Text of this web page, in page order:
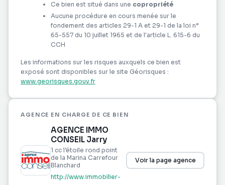
Ce bien est situé dans une copropriété
Aucune procédure en cours menée sur le
fondement des articles 29-1 A et 29-1 de la loi n°
65-557 du 10 juillet 1965 et de l'article L. 615-6 du
CCH
Les informations sur les risques auxquels ce bien est
exposé sont disponibles sur le site Géorisques :
www.georisques.gouv.fr
AGENCE EN CHARGE DE CE BIEN
AGENCE IMMO
CONSEIL Jarry
1 cc l’étoile rond point
de la Marina Carrefour
Blanchard
http://www.immobilier-
Voir la page agence